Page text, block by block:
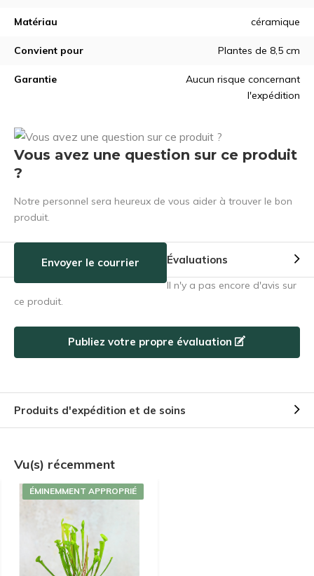
Matériau céramique
Convient pour Plantes de 8,5 cm
Garantie
Aucun risque concernant
l'expédition
Vous avez une question sur ce produit
?
Notre personnel sera heureux de vous aider à trouver le bon
produit.
Envoyer le courrier Évaluations
Il n'y a pas encore d'avis sur
ce produit.
Publiez votre propre évaluation
Produits d'expédition et de soins
Vu(s) récemment
ÉMINEMMENT APPROPRIÉ